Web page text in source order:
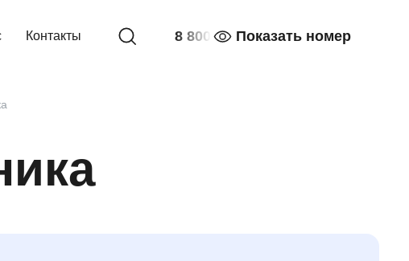
Контакты 8 800 Показать номер